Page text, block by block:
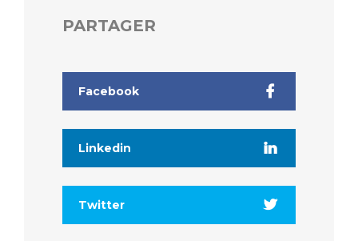
Nos indicateurs qualité et de sécurité des soins
Sécurité
Documents utiles
PARTAGER
Facebook
Linkedin
Twitter